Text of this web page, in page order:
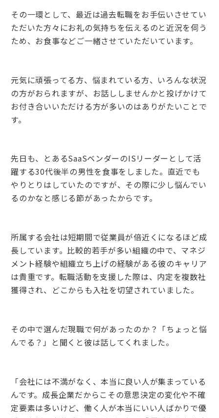
その一環として、最近は過去転職をお手伝いさせてい
ただいた方々にお礼の気持ちを伝えるのと近況を伺う
ため、お食事などご一緒させていただいています。
元気に頑張ってる方、悩まれている方、いろんな状況
の方がおられますが、お話ししませんかと投げかけて
お付き合いいただける方が多いのはありがたいことで
す。
先日も、とあるSaaSベンダーのISリーダーとして活
躍する30代後半の男性を食事をしました。直近でも
やりとりはしていたのですが、その際に少し悩んでい
るのかなと感じる節があったからです。
所属する会社は短期間で従業員が倍近くになるほど成
長しています。比較的若手が多い組織の中で、マネジ
メント経験や組織立ち上げの経験がある彼のキャリア
は貴重です。転職活動を支援した際は、内定を複数社
獲得され、どこからも入社を切望されていました。
その中で選んだ現職で何があったのか？「ちょっと悩
んでる？」と聞くと彼は話してくれました。
「会社には不満がなく、本当に良い人が集まっている
んです。成長企業だからこその意思決定の変化や不確
定要素は多いけど、働く人が本当にいい人ばかりで優